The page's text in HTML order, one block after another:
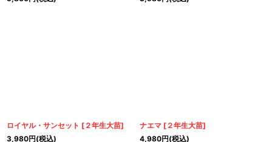
ロイヤル・サンセット [ ２年生大苗]
3,980円(税込)
ナエマ [ ２年生大苗]
4,980円(税込)